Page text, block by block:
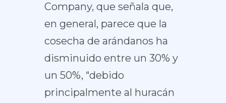
Company, que señala que,
en general, parece que la
cosecha de arándanos ha
disminuido entre un 30% y
un 50%, “debido
principalmente al huracán